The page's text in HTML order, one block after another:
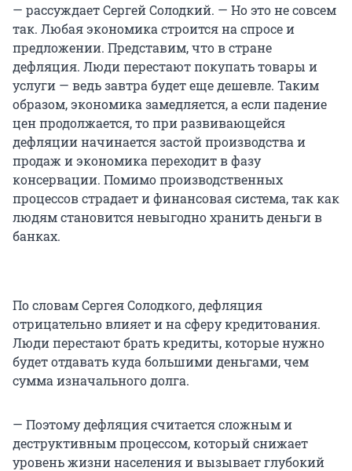
— рассуждает Сергей Солодкий. — Но это не совсем
так. Любая экономика строится на спросе и
предложении. Представим, что в стране
дефляция. Люди перестают покупать товары и
услуги — ведь завтра будет еще дешевле. Таким
образом, экономика замедляется, а если падение
цен продолжается, то при развивающейся
дефляции начинается застой производства и
продаж и экономика переходит в фазу
консервации. Помимо производственных
процессов страдает и финансовая система, так как
людям становится невыгодно хранить деньги в
банках.
По словам Сергея Солодкого, дефляция
отрицательно влияет и на сферу кредитования.
Люди перестают брать кредиты, которые нужно
будет отдавать куда большими деньгами, чем
сумма изначального долга.
— Поэтому дефляция считается сложным и
деструктивным процессом, который снижает
уровень жизни населения и вызывает глубокий